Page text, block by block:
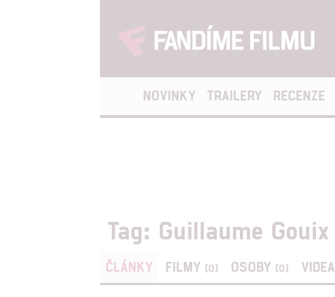
NOVINKY TRAILERY RECENZE
Tag: Guillaume Gouix
ČLÁNKY FILMY (0) OSOBY (0) VIDEA